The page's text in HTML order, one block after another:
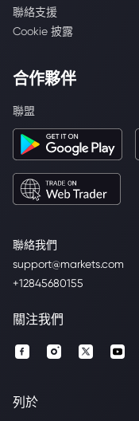
聯絡我們
support@markets.com
+12845680155
聯絡支援
Cookie 披露
合作夥伴
聯盟
關注我們
列於